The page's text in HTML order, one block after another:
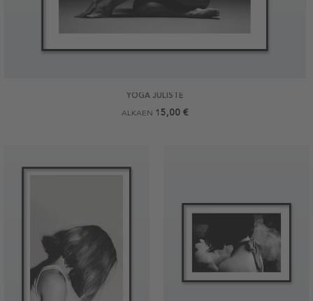
YOGA JULISTE
ALKAEN 15,00 €